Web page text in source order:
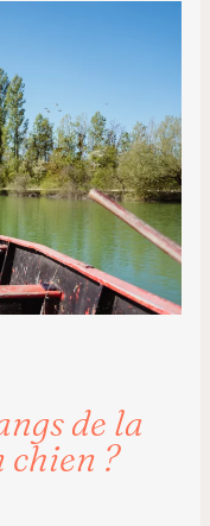
de la
chien ?